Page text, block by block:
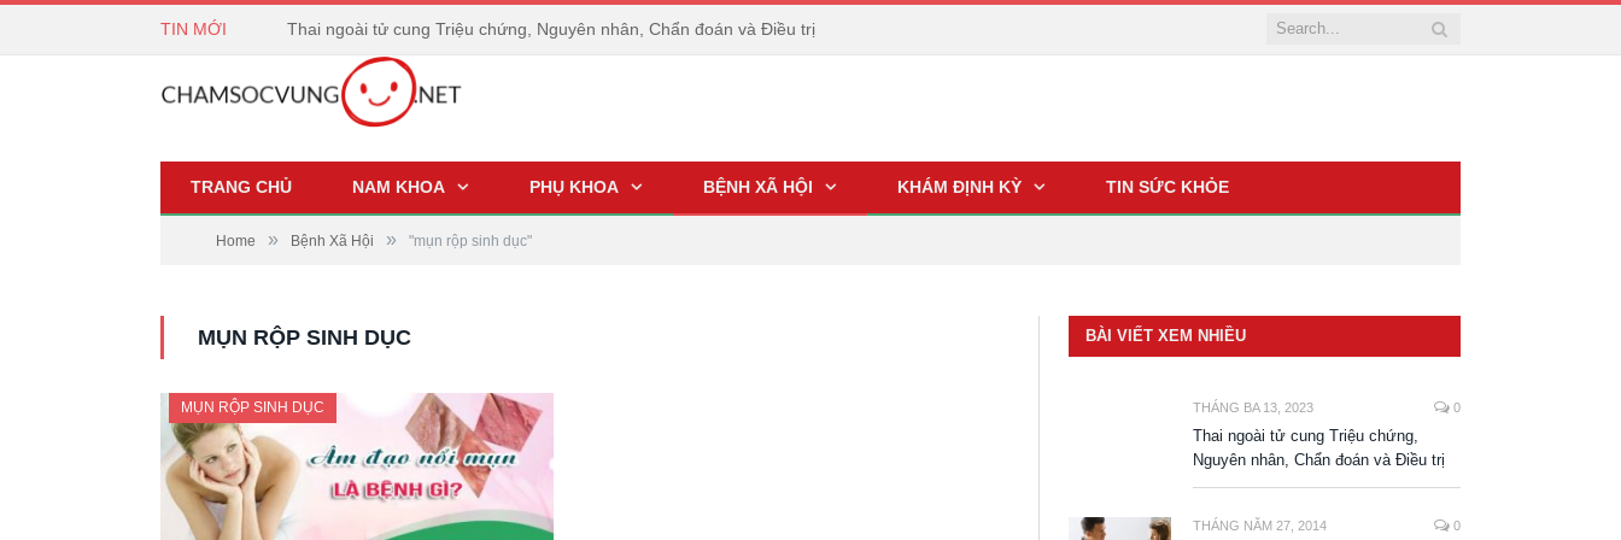
TIN MỚI Thai ngoài tử cung Triệu chứng, Nguyên nhân, Chẩn đoán và Điều trị
TRANG CHỦ NAM KHOA PHỤ KHOA BỆNH XÃ HỘI KHÁM ĐỊNH KỲ TIN SỨC KHỎE
Home » Bệnh Xã Hội » "mụn rộp sinh dục"
MỤN RỘP SINH DỤC
MỤN RỘP SINH DỤC
BÀI VIẾT XEM NHIỀU
THÁNG BA 13, 2023 0
Thai ngoài tử cung Triệu chứng,
Nguyên nhân, Chẩn đoán và Điều trị
THÁNG NĂM 27, 2014 0